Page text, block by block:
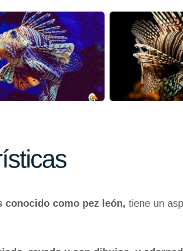
conocido como pez león, tiene un